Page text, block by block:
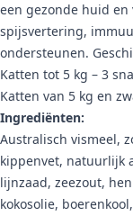
een gezonde huid
spijsvertering,
ondersteunen.
Katten tot 5 kg – 3
Katten van 5 kg en
Ingrediënten:
Australisch vismeel,
kippenvet, natuurlijk
lijnzaad, zeezout,
kokosolie,